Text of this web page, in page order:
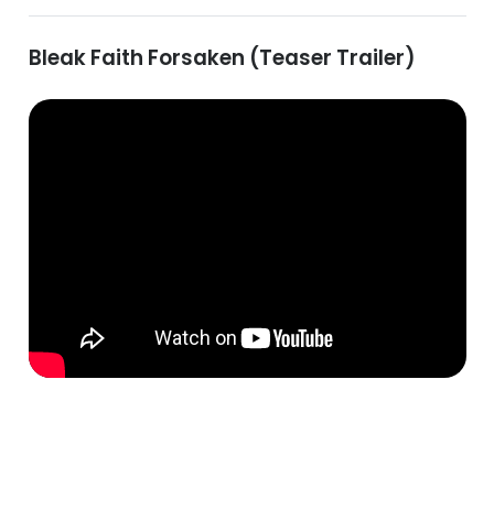
Bleak Faith Forsaken (Teaser Trailer)